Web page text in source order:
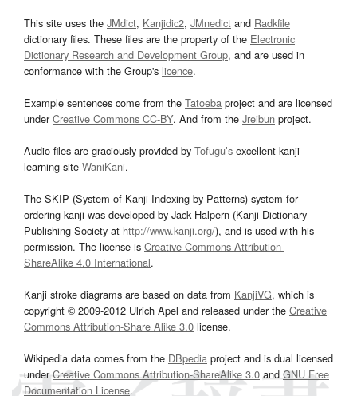
This site uses the JMdict, Kanjidic2, JMnedict and Radkfile
dictionary files. These files are the property of the Electronic
Dictionary Research and Development Group, and are used in
conformance with the Group's licence.
Example sentences come from the Tatoeba project and are licensed
underCreative Commons CC-BY. And from the Jreibun project.
Audio files are graciously provided by Tofugu’s excellent kanji
learning site WaniKani.
The SKIP (System of Kanji Indexing by Patterns) system for
ordering kanji was developed by Jack Halpern (Kanji Dictionary
Publishing Society at http://www.kanji.org/), and is used with his
permission. The license is Creative Commons Attribution-
ShareAlike 4.0 International.
Kanji stroke diagrams are based on data from KanjiVG, which is
copyright © 2009-2012 Ulrich Apel and released under the Creative
Commons Attribution-Share Alike 3.0 license.
Wikipedia data comes from the DBpedia project and is dual licensed
underCreative Commons Attribution-ShareAlike 3.0and GNU Free
Documentation License.